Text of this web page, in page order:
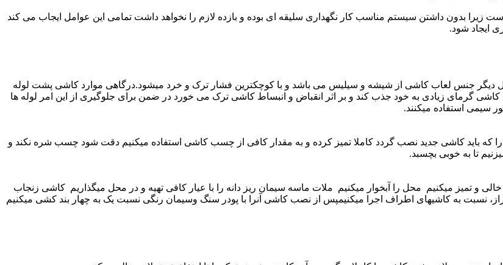
زیرا بدون داشتن سیستم مناسب کار نگهداری سلیقه ای بوده و بازده لازم را نخواهد داشت تمامی این عوامل ایجاب می کند
ایجاد شود.
جنس لعاب کاشی از شیشه و سیلیس می باشد و با کوچکترین فشار ترک و خرد میشود.درگاهی موارد کاشی پشت لوله
گرمای زیادی به خود جذب کند و بر اثر انقباض و انبساط کاشی ترک می خورد در ضمن برای جلوگیری از این امر لوله ها
سیمی استفاده میکنند.
باید کاشی جدید نصب گردد کاملا تمیز کرده و به مقدار کافی از چسب کاشی استفاده میکنیم دقت شود چسب شره نکند و
تا به خوبی بچسبد.
ترک دار ملات پشت آن را به اندازه 2سانتیمتر کاملا خالی و تمیز میکنیم محل را آبخوار میکنیم ملات ماسه سیمان ریز دانه را با عیار کافی تهیه و در محل میگذاریم کاشی زنجاب
نسبت به کاشیهای اطراف اجرا میکنیمپس از نصب کاشی آنرا با پودر سنگ وسیمان رنگی نسبت یک به چهار بند کشی میکنیم